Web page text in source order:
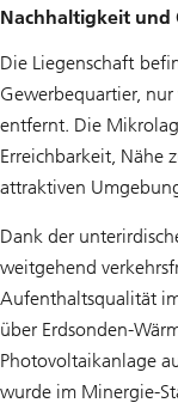
Nachhaltigkeit
Die Liegenschaft
Gewerbequartier,
entfernt. Die
Erreichbarkeit, Nähe
attraktiven
Dank der
weitgehend
Aufenthaltsqualität
über Erdsonden-
Photovoltaikanlage
wurde im Minergie-